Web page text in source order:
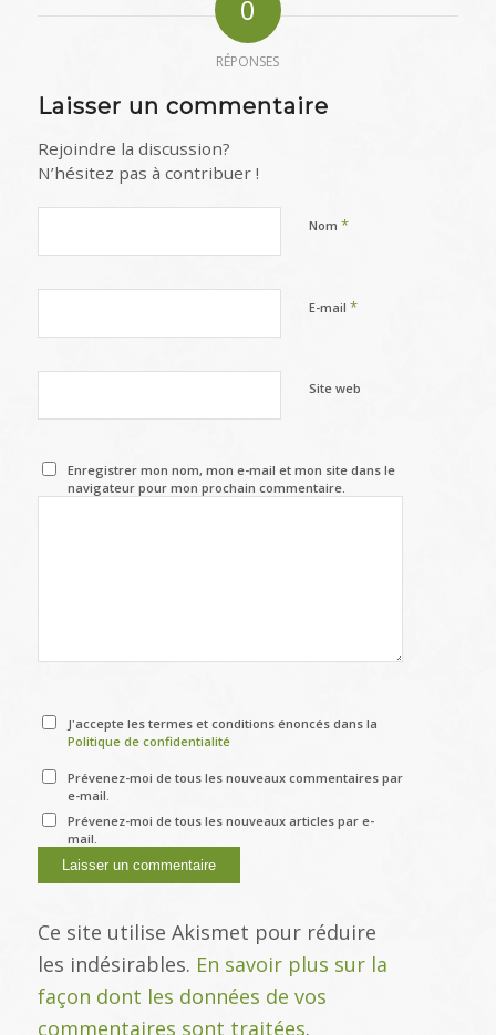
0
RÉPONSES
Laisser un commentaire
Rejoindre la discussion?
N’hésitez pas à contribuer !
Nom *
E-mail *
Site web
Enregistrer mon nom, mon e-mail et mon site dans le
navigateur pour mon prochain commentaire.
J'accepte les termes et conditions énoncés dans la
Politique de confidentialité
Prévenez-moi de tous les nouveaux commentaires par
e-mail.
Prévenez-moi de tous les nouveaux articles par e-
mail.
Ce site utilise Akismet pour réduire
les indésirables. En savoir plus sur la
façon dont les données de vos
commentaires sont traitées.